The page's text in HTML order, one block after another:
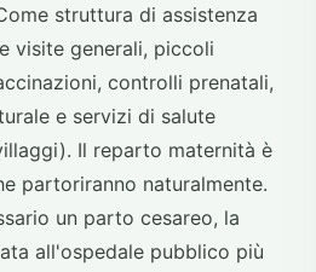
struttura di assistenza
visite generali, piccoli
controlli prenatali,
e servizi di salute
Il reparto maternità è
partoriranno naturalmente.
un parto cesareo, la
all'ospedale pubblico più